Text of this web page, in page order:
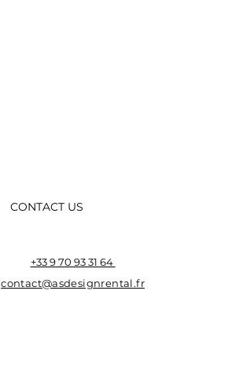
CONTACT US
+33 9 70 93 31 64
contact@asdesignrental.fr